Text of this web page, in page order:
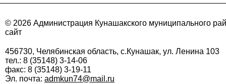
© 2026 Администрация Кунашакского муниципального
сайт
456730, Челябинская область, с.Кунашак, ул. Ленина 103
тел.: 8 (35148) 3-14-06
факс: 8 (35148) 3-19-11
Эл. почта: admkun74@mail.ru